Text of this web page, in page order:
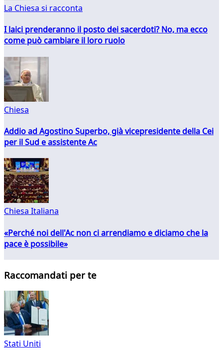
La Chiesa si racconta
I laici prenderanno il posto dei sacerdoti? No, ma ecco
come può cambiare il loro ruolo
Chiesa
Addio ad Agostino Superbo, già vicepresidente della Cei
per il Sud e assistente Ac
Chiesa Italiana
«Perché noi dell'Ac non ci arrendiamo e diciamo che la
pace è possibile»
Raccomandati per te
Stati Uniti